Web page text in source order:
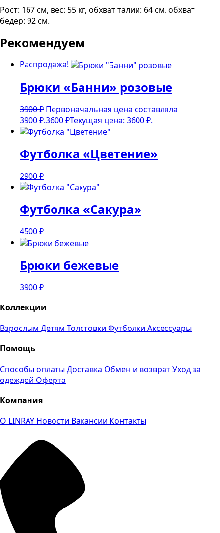
Рост: 167 см, вес: 55 кг, обхват талии: 64 см, обхват
бедер: 92 см.
Рекомендуем
Распродажа!
Брюки «Банни» розовые
3900₽ Первоначальная цена составляла
3900 ₽.3600₽Текущая цена: 3600 ₽.
Футболка «Цветение»
2900₽
Футболка «Сакура»
4500₽
Брюки бежевые
3900₽
Коллекции
Взрослым Детям Толстовки Футболки Аксессуары
Помощь
Способы оплатыДоставка Обмен и возвратУход за
одеждой Оферта
Компания
О LINRAY Новости Вакансии Контакты